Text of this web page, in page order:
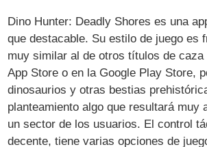
Dino Hunter: Deadly Shores es una
que destacable. Su estilo de juego es
muy similar al de otros títulos de caza
App Store o en la Google Play Store,
dinosaurios y otras bestias
planteamiento algo que resultará muy
un sector de los usuarios. El control
decente, tiene varias opciones de